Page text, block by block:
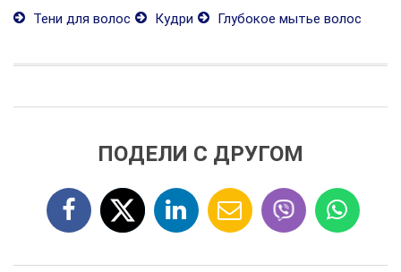
Тени для волос
Кудри Глубокое мытье волос
ПОДЕЛИ С ДРУГОМ